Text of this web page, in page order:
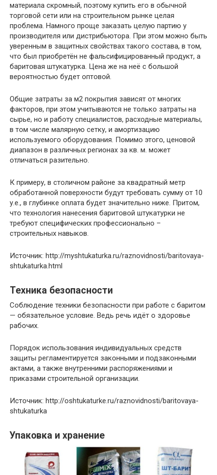
материала скромный, поэтому купить его в обычной
торговой сети или на строительном рынке целая
проблема. Намного проще заказать целую партию у
производителя или дистрибьютора. При этом можно быть
уверенным в защитных свойствах такого состава, в том,
что был приобретён не фальсифицированный продукт, а
баритовая штукатурка. Цена же на неё с большой
вероятностью будет оптовой.
Общие затраты за м2 покрытия зависят от многих
факторов, при этом учитываются не только затраты на
сырье, но и работу специалистов, расходные материалы,
в том числе малярную сетку, и амортизацию
используемого оборудования. Помимо этого, ценовой
диапазон в различных регионах за кв. м. может
отличаться разительно.
К примеру, в столичном районе за квадратный метр
обработанной поверхности будут требовать сумму от 10
у.е., в глубинке оплата будет значительно ниже. Притом,
что технология нанесения баритовой штукатурки не
требуют специфических профессионально –
строительных навыков.
Источник: http://myshtukaturka.ru/raznovidnosti/baritovaya-
shtukaturka.html
Техника безопасности
Соблюдение техники безопасности при работе с баритом
— обязательное условие. Ведь речь идёт о здоровье
рабочих.
Порядок использования индивидуальных средств
защиты регламентируется законными и подзаконными
актами, а также внутренними распоряжениями и
приказами строительной организации.
Источник: http://oshtukaturke.ru/raznovidnosti/baritovaya-
shtukaturka
Упаковка и хранение